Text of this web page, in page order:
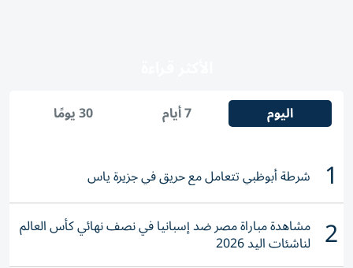
اليوم 7 أيام 30 يومًا
1 شرطة أبوظبي تتعامل مع حريق في جزيرة ياس
2 مشاهدة مباراة مصر ضد إسبانيا في نصف نهائي كأس العالم
لناشئات اليد 2026